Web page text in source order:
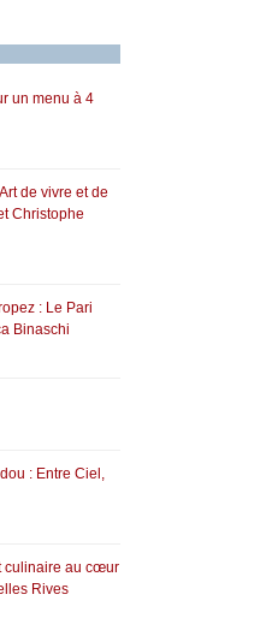
un menu à 4
de vivre et de
Christophe
: Le Pari
Binaschi
: Entre Ciel,
culinaire au cœur
Rives